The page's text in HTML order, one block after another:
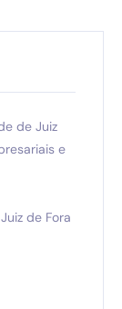
de Juiz
e
Juiz de Fora